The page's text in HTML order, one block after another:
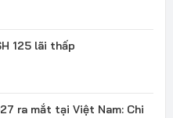
125 lãi thấp
ra mắt tại Việt Nam: Chi